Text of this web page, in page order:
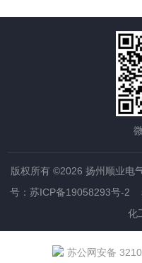
版权所有 ©2026 扬州顺业
号：苏ICP备19058293号-2
化
苏公网安备